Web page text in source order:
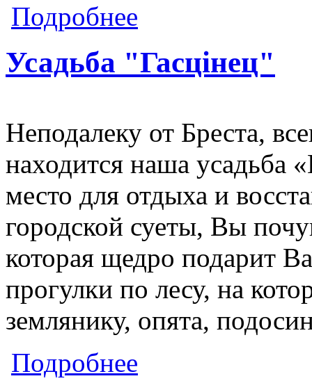
Подробнее
Усадьба "Гасцінец"
Неподалеку от Бреста,
находится наша усадьба
место для отдыха и
городской суеты, Вы
которая щедро подарит
прогулки по лесу, на
землянику, опята,
Подробнее